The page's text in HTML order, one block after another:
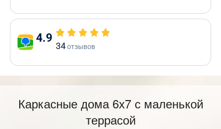
4.9
34отзывов
Каркасные дома 6х7 с маленькой
террасой